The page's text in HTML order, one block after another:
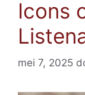
Icons
mei 7, 2025